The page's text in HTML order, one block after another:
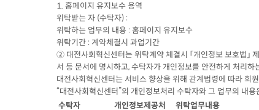
1. 홈페이지 유지보수 용역
위탁받는 자 (수탁자) :
위탁하는 업무의 내용 : 홈페이지 유지보수
위탁기간 : 계약체결시 과업기간
② 대전사회혁신센터는 위탁계약 체결시 「개인정보 보호법」
서 등 문서에 명시하고, 수탁자가 개인정보를 안전하게 처리하
대전사회혁신센터는 서비스 향상을 위해 관계법령에 따라
“대전사회혁신센터”의 개인정보처리 수탁자와 그 업무의 내용
수탁자
개인정보제공처
위탁업무내용